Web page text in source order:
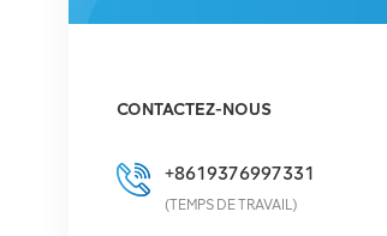
HE
CONTACTEZ-NOUS
+8619376997331
(TEMPS DE TRAVAIL)